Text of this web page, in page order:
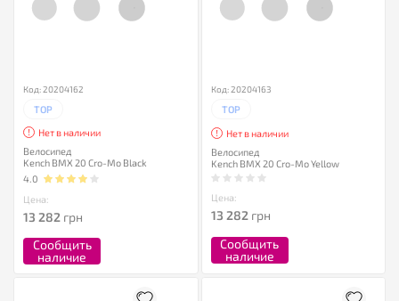
Код: 20204162
TOP
Нет в наличии
Велосипед
Kench BMX 20 Cro-Mo Black
4.0
Цена:
13 282 грн
Сообщить
наличие
Код: 20204163
TOP
Нет в наличии
Велосипед
Kench BMX 20 Cro-Mo Yellow
Цена:
13 282грн
Сообщить
наличие